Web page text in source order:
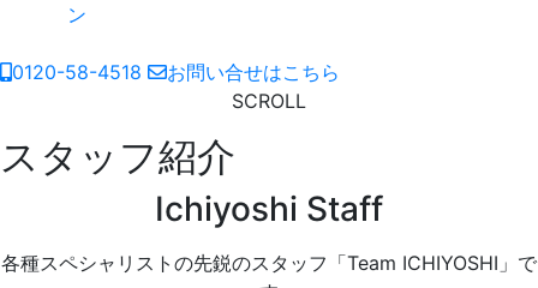
ン
0120-58-4518
お問い合せはこちら
SCROLL
スタッフ紹介
Ichiyoshi Staff
各種スペシャリストの先鋭のスタッフ「Team ICHIYOSHI」で